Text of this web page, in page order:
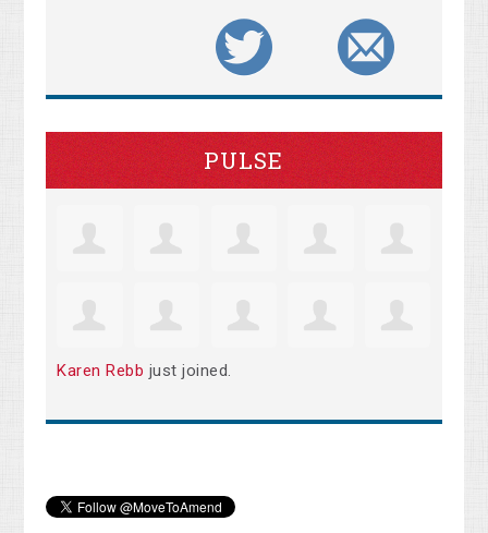
PULSE
Karen Rebb just joined.